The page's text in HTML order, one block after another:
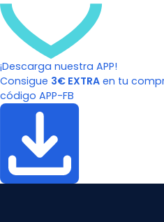
¡Descarga nuestra APP!
Consigue 3€ EXTRA en tu
código APP-FB